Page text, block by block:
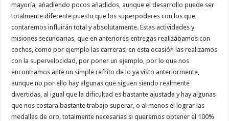
mayoría, añadiendo pocos añadidos, aunque el desarrollo puede ser
totalmente diferente puesto que los superpoderes con los que
contaremos influirán total y absolutamente. Estas actividades y
misiones secundarias, que en anteriores entregas realizábamos con
coches, como por ejemplo las carreras, en esta ocasión las realizamos
con la supervelocidad, por poner un ejemplo, por lo que nos
encontramos ante un simple refrito de lo ya visto anteriormente,
aunque no por ello hay algunas que siguen siendo realmente
divertidas, al igual que la dificultad es bastante ajustada y hay algunas
que nos costara bastante trabajo superar, o al menos el lograr las
medallas de oro, totalmente necesarias si queremos obtener el 100%